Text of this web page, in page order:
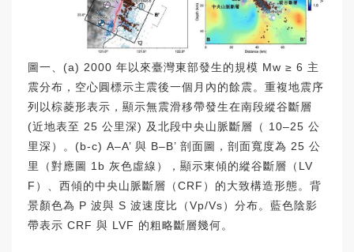
圖一、(a) 2000 年以來臺灣東部發生的規模 Mw ≥ 6 主
震分布，空心圓標示主震後一個月內的餘震。重複地震序
列以棕菱形表示，顯示無震滑移帶發生在南段縱谷斷層
(近地表至 25 公里深) 及北段中央山脈斷層（ 10–25 公
里深）。(b-c) A–A’ 與 B–B’ 剖面圖，剖面寬度為 25 公
里（對應圖 1b 灰色虛線），顯示東傾的縱谷斷層（LV
F）、西傾的中央山脈斷層（CRF）的大致構造形態。背
景顏色為 P 波與 S 波速度比（Vp/Vs）分布。藍色陰影
帶表示 CRF 與 LVF 的粗略斷層幾何。